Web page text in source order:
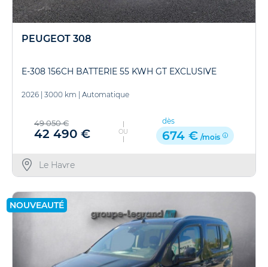
PEUGEOT 308
E-308 156CH BATTERIE 55 KWH GT EXCLUSIVE
2026 3000 km Automatique
49 050 €
42 490 € OU
dès
674 € /mois
Le Havre
NOUVEAUTÉ